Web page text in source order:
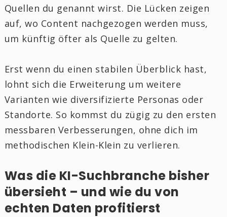
Quellen du genannt wirst. Die Lücken zeigen
auf, wo Content nachgezogen werden muss,
um künftig öfter als Quelle zu gelten.
Erst wenn du einen stabilen Überblick hast,
lohnt sich die Erweiterung um weitere
Varianten wie diversifizierte Personas oder
Standorte. So kommst du zügig zu den ersten
messbaren Verbesserungen, ohne dich im
methodischen Klein-Klein zu verlieren.
Was die KI-Suchbranche bisher
übersieht – und wie du von
echten Daten profitierst